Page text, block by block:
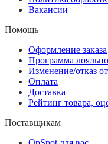
Вакансии
Помощь
Оформление заказа
Программа
Изменение/отказ
Оплата
Доставка
Рейтинг товара,
Поставщикам